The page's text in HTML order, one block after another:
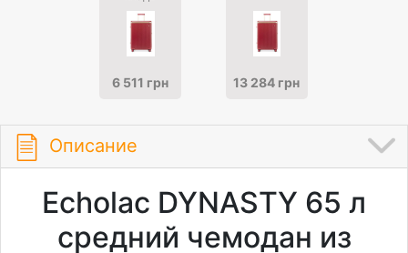
6 511 грн 13 284 грн
Описание
Echolac DYNASTY 65 л
средний чемодан из